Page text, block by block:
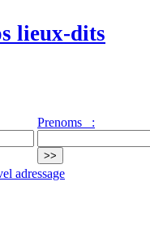
lieux-dits
Prenoms :
adressage